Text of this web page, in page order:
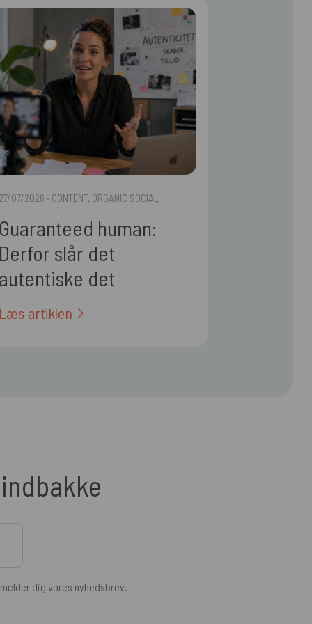
07/2026 · CONTENT, ORGANIC SOCIAL
human:
slår det
det
i 2026
artiklen
dig vores nyhedsbrev.